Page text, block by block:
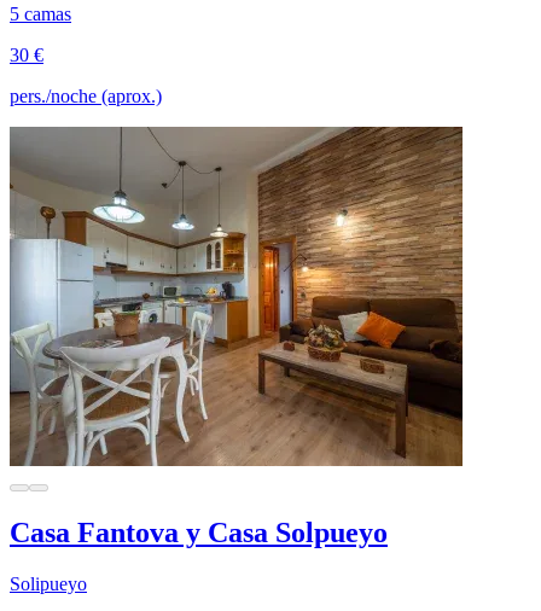
5 camas
30 €
pers./noche (aprox.)
Casa Fantova y Casa Solpueyo
Solipueyo